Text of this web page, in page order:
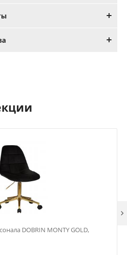
DOBRIN MONTY GOLD,
